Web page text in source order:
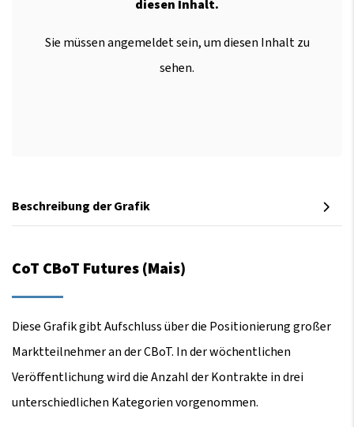
diesen Inhalt.
Sie müssen angemeldet sein, um diesen Inhalt zu
sehen.
Beschreibung der Grafik
CoT CBoT Futures (Mais)
Diese Grafik gibt Aufschluss über die Positionierung großer
Marktteilnehmer an der CBoT. In der wöchentlichen
Veröffentlichung wird die Anzahl der Kontrakte in drei
unterschiedlichen Kategorien vorgenommen.